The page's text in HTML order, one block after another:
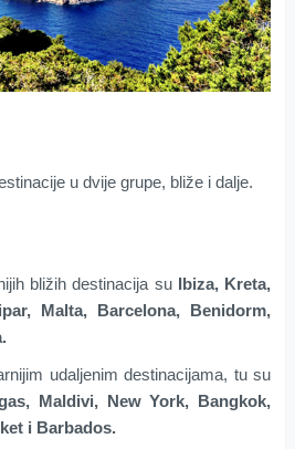
u dvije grupe, bliže i dalje.
bližih destinacija su Ibiza, Kreta,
Malta, Barcelona, Benidorm,
udaljenim destinacijama, tu su
Maldivi, New York, Bangkok,
i Barbados.